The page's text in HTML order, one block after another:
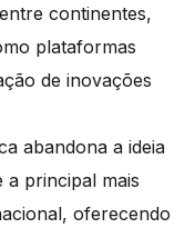
continentes,
plataformas
de inovações
abandona a ideia
a principal mais
oferecendo